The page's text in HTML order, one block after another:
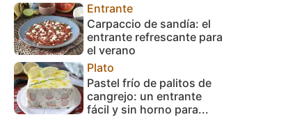
Entrante
Carpaccio de sandía: el
entrante refrescante para
el verano
Plato
Pastel frío de palitos de
cangrejo: un entrante
fácil y sin horno para...